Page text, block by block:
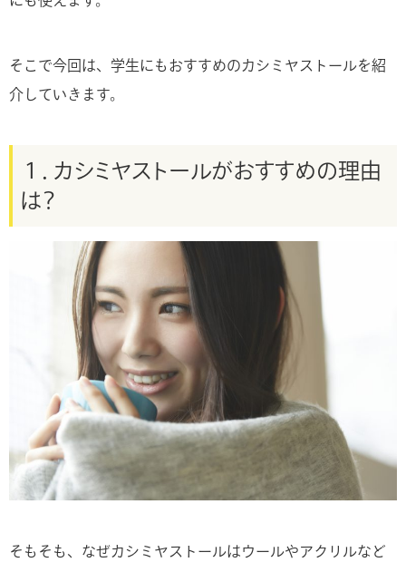
そこで今回は、学生にもおすすめのカシミヤストールを紹
介していきます。
１．カシミヤストールがおすすめの理由
は？
そもそも、なぜカシミヤストールはウールやアクリルなど